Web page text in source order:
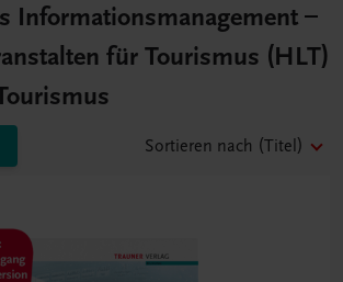
Informationsmanagement –
für Tourismus (HLT)
Sortieren nach (Titel)